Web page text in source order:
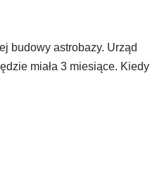
budowy astrobazy. Urząd
miała 3 miesiące. Kiedy